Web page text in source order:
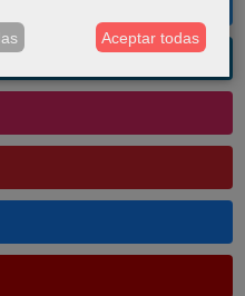
Aceptar todas